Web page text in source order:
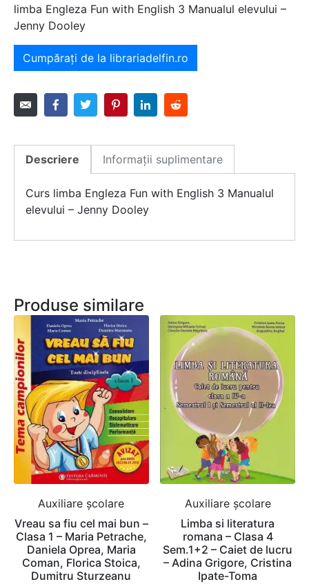
limba Engleza Fun with English 3 Manualul elevului –
Jenny Dooley
Cumpărați de la librariadelfin.ro
Descriere Informații suplimentare
Curs limba Engleza Fun with English 3 Manualul
elevului – Jenny Dooley
Produse similare
Auxiliare şcolare
Vreau sa fiu cel mai bun –
Clasa 1 – Maria Petrache,
Daniela Oprea, Maria
Coman, Florica Stoica,
Dumitru Sturzeanu
Auxiliare şcolare
Limba si literatura
romana – Clasa 4
Sem.1+2 – Caiet de lucru
– Adina Grigore, Cristina
Ipate-Toma